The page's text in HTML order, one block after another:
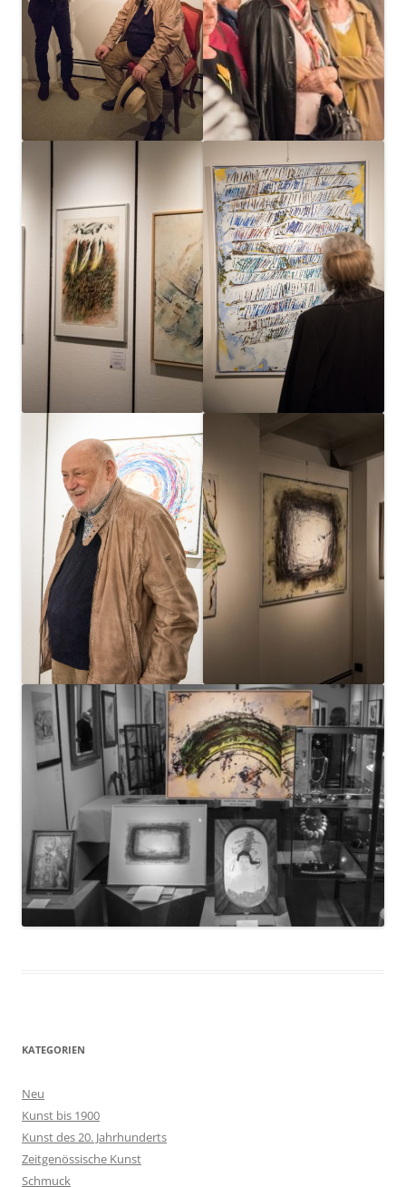
KATEGORIEN
Neu
Kunst bis 1900
Kunst des 20. Jahrhunderts
Zeitgenössische Kunst
Schmuck